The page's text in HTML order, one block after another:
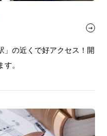
」の近くで好アクセス！開
。